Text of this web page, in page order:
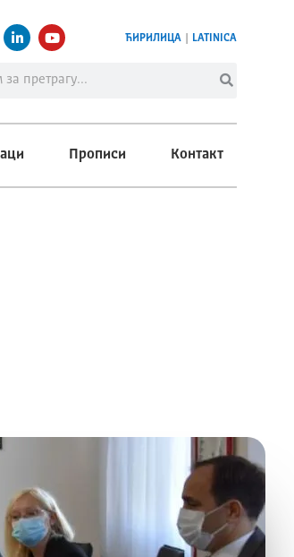
ЋИРИЛИЦА LATINICA
Прописи Контакт